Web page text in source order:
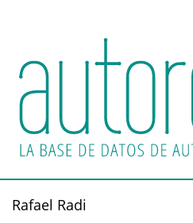
principal
Rafael Radi